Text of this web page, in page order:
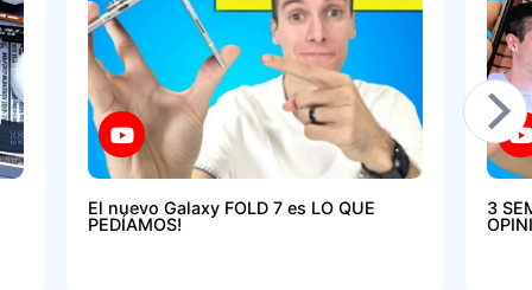
El nuevo Galaxy FOLD 7 es LO QUE
PEDÍAMOS!
3